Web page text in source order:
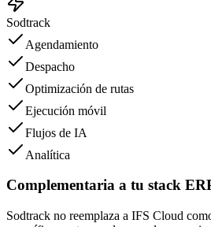
Sodtrack
Agendamiento
Despacho
Optimización de rutas
Ejecución móvil
Flujos de IA
Analítica
Complementaria a tu stack
Sodtrack no reemplaza a IFS Cloud